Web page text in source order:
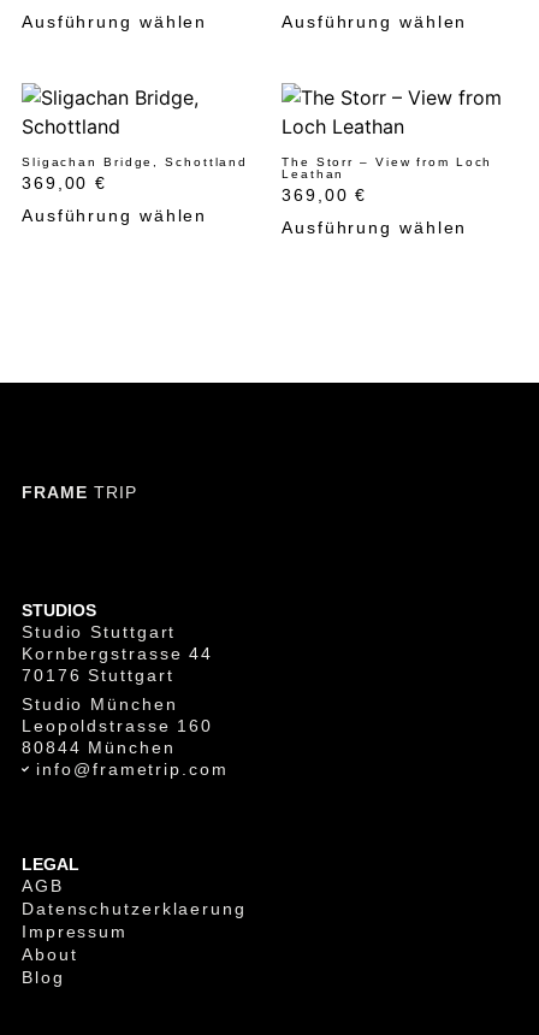
Ausführung wählen
Ausführung wählen
Sligachan Bridge, Schottland
369,00€
Ausführung wählen
The Storr – View from Loch
Leathan
369,00€
Ausführung wählen
FRAME TRIP
STUDIOS
Studio Stuttgart
Kornbergstrasse 44
70176 Stuttgart
Studio München
Leopoldstrasse 160
80844 München
info@frametrip.com
LEGAL
AGB
Datenschutzerklaerung
Impressum
About
Blog